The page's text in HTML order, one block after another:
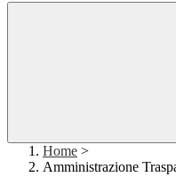
Home >
Amministrazione